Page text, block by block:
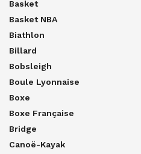
Basket
Basket NBA
Biathlon
Billard
Bobsleigh
Boule Lyonnaise
Boxe
Boxe Française
Bridge
Canoë-Kayak